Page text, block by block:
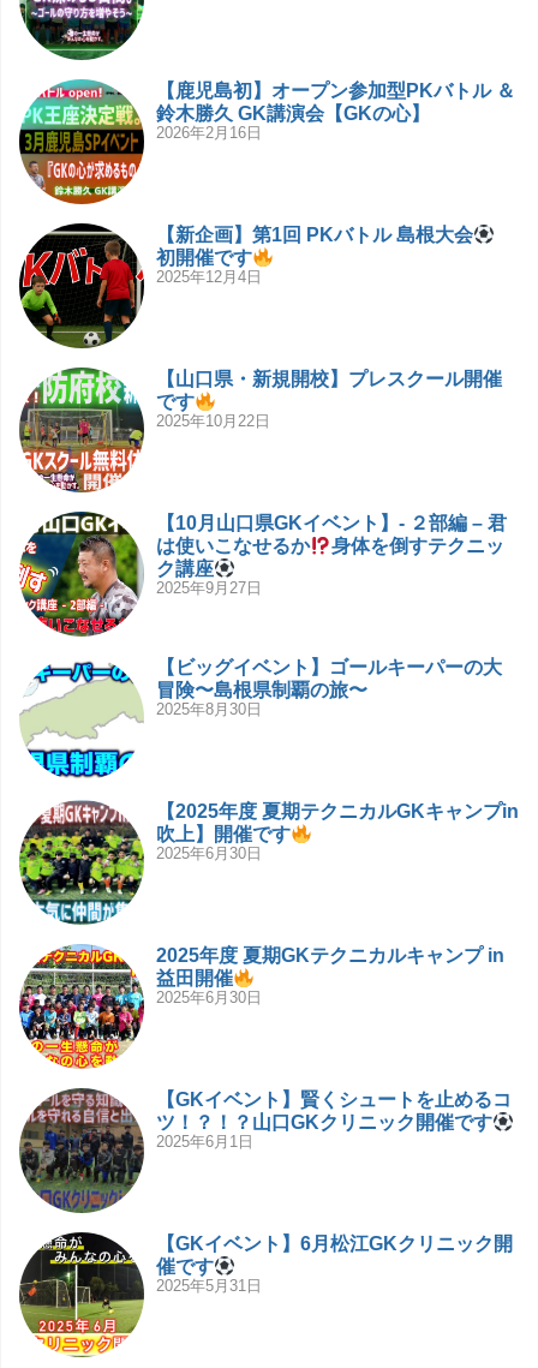
【鹿児島初】オープン参加型PKバトル ＆
鈴木勝久 GK講演会【GKの心】
2026年2月16日
【新企画】第1回 PKバトル 島根大会
初開催です
2025年12月4日
【山口県・新規開校】プレスクール開催
です
2025年10月22日
【10月山口県GKイベント】- ２部編 – 君
は使いこなせるか
身体を倒すテクニッ
ク講座
2025年9月27日
【ビッグイベント】ゴールキーパーの大
冒険〜島根県制覇の旅〜
2025年8月30日
【2025年度 夏期テクニカルGKキャンプin
吹上】開催です
2025年6月30日
2025年度 夏期GKテクニカルキャンプ in
益田開催
2025年6月30日
【GKイベント】賢くシュートを止めるコ
ツ！？！？山口GKクリニック開催です
2025年6月1日
【GKイベント】6月松江GKクリニック開
催です
2025年5月31日